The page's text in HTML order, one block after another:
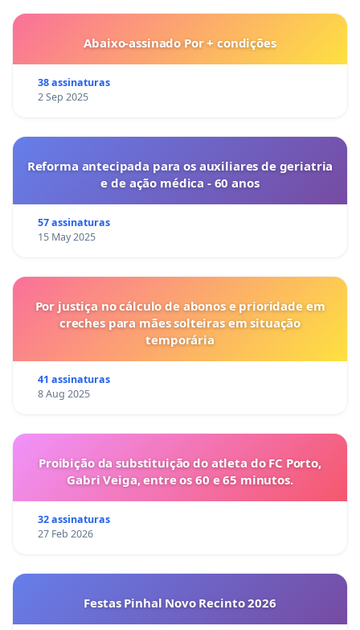
Abaixo-assinado Por + condições
38 assinaturas
2 Sep 2025
Reforma antecipada para os auxiliares de geriatria
e de ação médica - 60 anos
57 assinaturas
15 May 2025
Por justiça no cálculo de abonos e prioridade em
creches para mães solteiras em situação
temporária
41 assinaturas
8 Aug 2025
Proibição da substituição do atleta do FC Porto,
Gabri Veiga, entre os 60 e 65 minutos.
32 assinaturas
27 Feb 2026
Festas Pinhal Novo Recinto 2026